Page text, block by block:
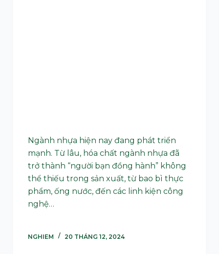
Ngành nhựa hiện nay đang phát triển
mạnh. Từ lâu, hóa chất ngành nhựa đã
trở thành “người bạn đồng hành” không
thể thiếu trong sản xuất, từ bao bì thực
phẩm, ống nước, đến các linh kiện công
nghệ…
NGHIEM 20 THÁNG 12, 2024